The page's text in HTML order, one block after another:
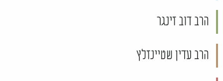
הרב דוב זינגר
הרב עדין שטיינזלץ